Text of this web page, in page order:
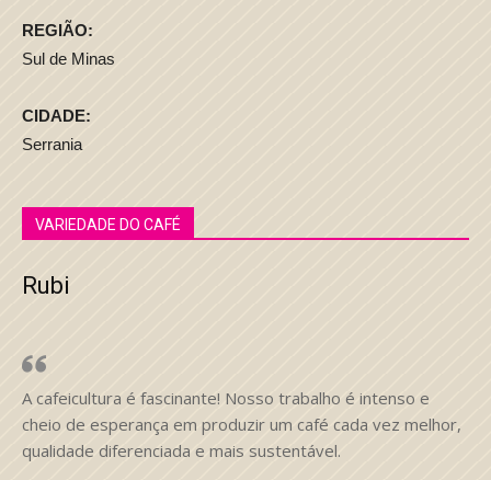
REGIÃO:
Sul de Minas
CIDADE:
Serrania
VARIEDADE DO CAFÉ
Rubi
A cafeicultura é fascinante! Nosso trabalho é intenso e
cheio de esperança em produzir um café cada vez melhor,
qualidade diferenciada e mais sustentável.